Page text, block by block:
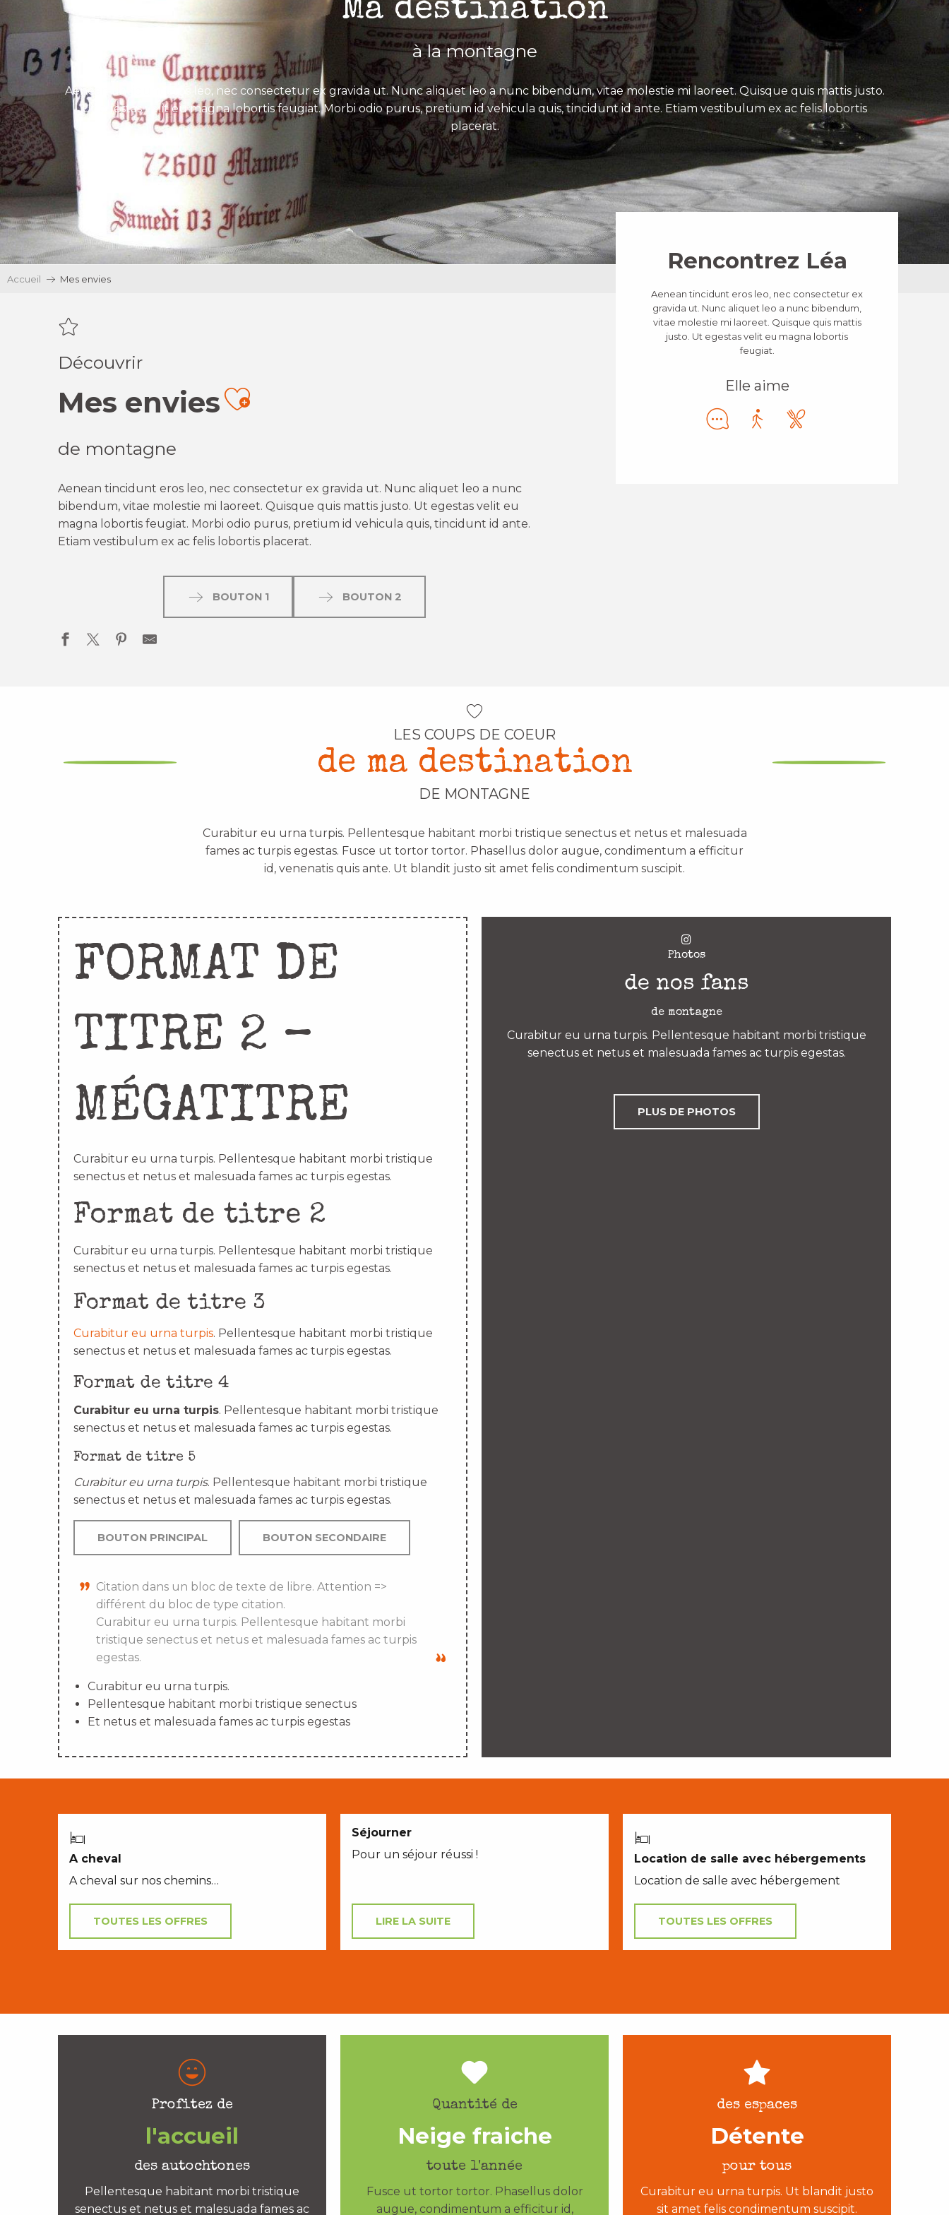
Ma destination
à la montagne
Aenean tincidunt eros leo, nec consectetur ex gravida ut. Nunc aliquet leo a nunc bibendum, vitae molestie mi laoreet. Quisque quis mattis justo.
Ut egestas velit eu magna lobortis feugiat. Morbi odio purus, pretium id vehicula quis, tincidunt id ante. Etiam vestibulum ex ac felis lobortis
placerat.
Accueil Mes envies
Découvrir
Mes enviesAjouter aux favoris
de montagne
Aenean tincidunt eros leo, nec consectetur ex gravida ut. Nunc aliquet leo a nunc
bibendum, vitae molestie mi laoreet. Quisque quis mattis justo. Ut egestas velit eu
magna lobortis feugiat. Morbi odio purus, pretium id vehicula quis, tincidunt id ante.
Etiam vestibulum ex ac felis lobortis placerat.
BOUTON 1 BOUTON 2
Rencontrez Léa
Aenean tincidunt eros leo, nec consectetur ex
gravida ut. Nunc aliquet leo a nunc bibendum,
vitae molestie mi laoreet. Quisque quis mattis
justo. Ut egestas velit eu magna lobortis
feugiat.
Elle aime
LES COUPS DE COEUR
de ma destination
DE MONTAGNE
Curabitur eu urna turpis. Pellentesque habitant morbi tristique senectus et netus et malesuada
fames ac turpis egestas. Fusce ut tortor tortor. Phasellus dolor augue, condimentum a efficitur
id, venenatis quis ante. Ut blandit justo sit amet felis condimentum suscipit.
FORMAT DE
TITRE 2 –
MÉGATITRE
Curabitur eu urna turpis. Pellentesque habitant morbi tristique
senectus et netus et malesuada fames ac turpis egestas.
Format de titre 2
Curabitur eu urna turpis. Pellentesque habitant morbi tristique
senectus et netus et malesuada fames ac turpis egestas.
Format de titre 3
Curabitur eu urna turpis. Pellentesque habitant morbi tristique
senectus et netus et malesuada fames ac turpis egestas.
Format de titre 4
Curabitur eu urna turpis. Pellentesque habitant morbi tristique
senectus et netus et malesuada fames ac turpis egestas.
Format de titre 5
Curabitur eu urna turpis. Pellentesque habitant morbi tristique
senectus et netus et malesuada fames ac turpis egestas.
BOUTON PRINCIPAL BOUTON SECONDAIRE
Citation dans un bloc de texte de libre. Attention =>
différent du bloc de type citation.
Curabitur eu urna turpis. Pellentesque habitant morbi
tristique senectus et netus et malesuada fames ac turpis
egestas.
Curabitur eu urna turpis.
Pellentesque habitant morbi tristique senectus
Et netus et malesuada fames ac turpis egestas
Photos
de nos fans
de montagne
Curabitur eu urna turpis. Pellentesque habitant morbi tristique
senectus et netus et malesuada fames ac turpis egestas.
PLUS DE PHOTOS
A cheval
A cheval sur nos chemins…
TOUTES LES OFFRES
Séjourner
Pour un séjour réussi !
LIRE LA SUITE
Location de salle avec hébergements
Location de salle avec hébergement
TOUTES LES OFFRES
Profitez de
l'accueil
des autochtones
Pellentesque habitant morbi tristique
senectus et netus et malesuada fames ac
Quantité de
Neige fraiche
toute l'année
Fusce ut tortor tortor. Phasellus dolor
augue, condimentum a efficitur id,
des espaces
Détente
pour tous
Curabitur eu urna turpis. Ut blandit justo
sit amet felis condimentum suscipit.